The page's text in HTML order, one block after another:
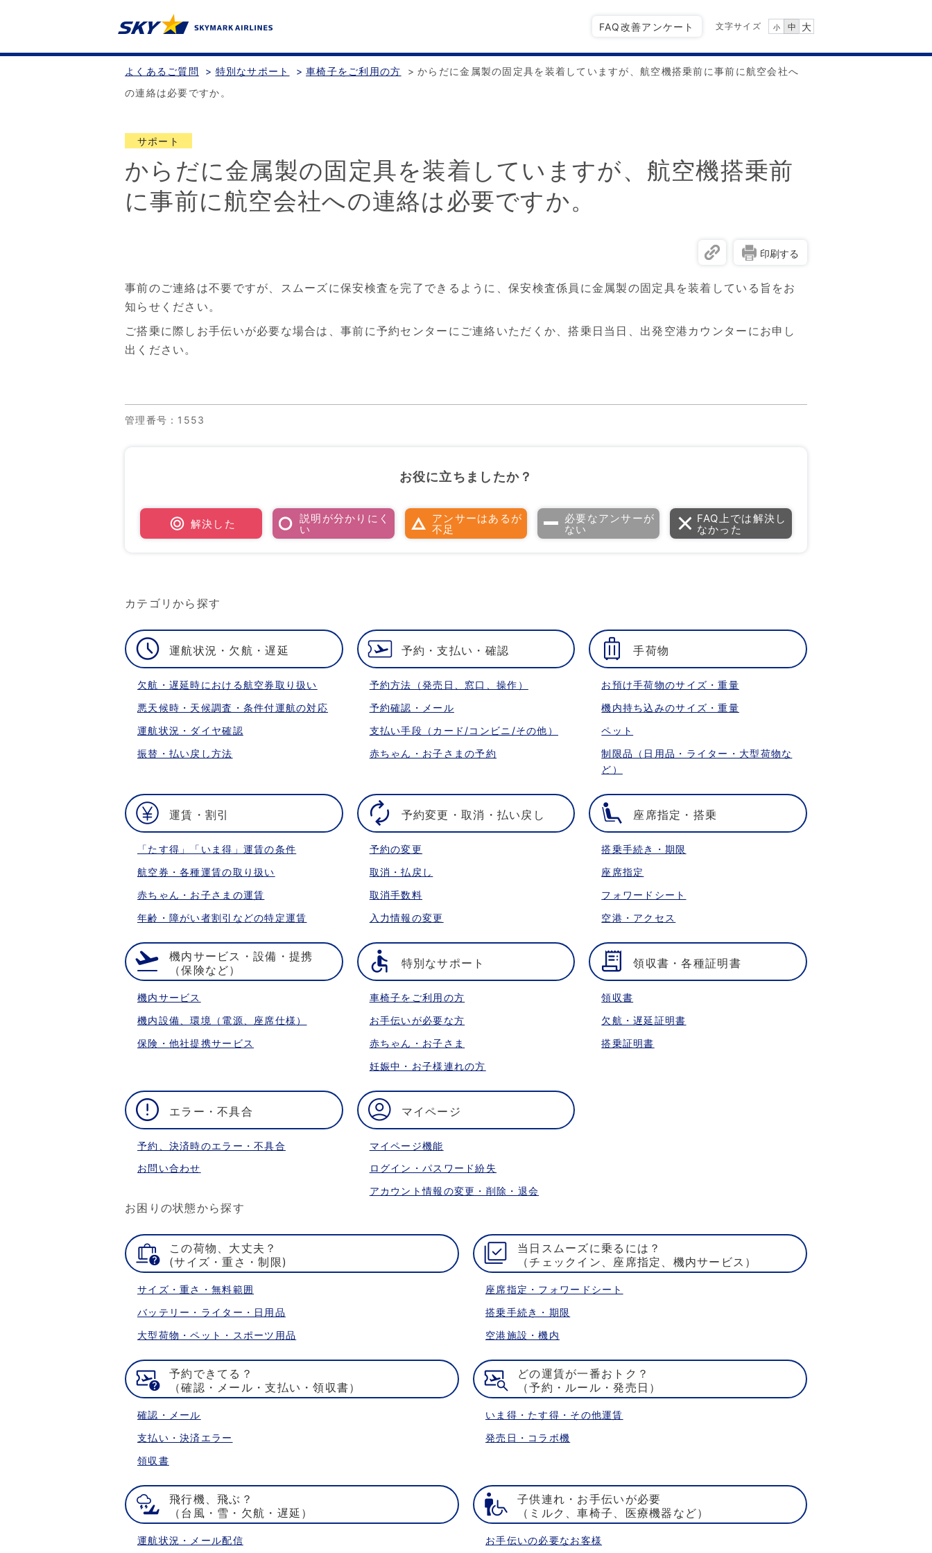
FAQ改善アンケート 文字サイズ 小 中 大
よくあるご質問 > 特別なサポート > 車椅子をご利用の方 > からだに金属製の固定具を装着していますが、航空機搭乗前に事前に航空会社へ
の連絡は必要ですか。
サポート
からだに金属製の固定具を装着していますが、航空機搭乗前
に事前に航空会社への連絡は必要ですか。
印刷する
事前のご連絡は不要ですが、スムーズに保安検査を完了できるように、保安検査係員に金属製の固定具を装着している旨をお
知らせください。
ご搭乗に際しお手伝いが必要な場合は、事前に予約センターにご連絡いただくか、搭乗日当日、出発空港カウンターにお申し
出ください。
管理番号 ：1553
お役に立ちましたか？
解決した
説明が分かりにく
い
アンサーはあるが
不足
必要なアンサーが
ない
FAQ上では解決し
なかった
カテゴリから探す
運航状況・欠航・遅延
欠航・遅延時における航空券取り扱い
悪天候時・天候調査・条件付運航の対応
運航状況・ダイヤ確認
振替・払い戻し方法
予約・支払い・確認
予約方法（発売日、窓口、操作）
予約確認・メール
支払い手段（カード/コンビニ/その他）
赤ちゃん・お子さまの予約
手荷物
お預け手荷物のサイズ・重量
機内持ち込みのサイズ・重量
ペット
制限品（日用品・ライター・大型荷物な
ど）
運賃・割引
「たす得」「いま得」運賃の条件
航空券・各種運賃の取り扱い
赤ちゃん・お子さまの運賃
年齢・障がい者割引などの特定運賃
予約変更・取消・払い戻し
予約の変更
取消・払戻し
取消手数料
入力情報の変更
座席指定・搭乗
搭乗手続き・期限
座席指定
フォワードシート
空港・アクセス
機内サービス・設備・提携
（保険など）
機内サービス
機内設備、環境（電源、座席仕様）
保険・他社提携サービス
特別なサポート
車椅子をご利用の方
お手伝いが必要な方
赤ちゃん・お子さま
妊娠中・お子様連れの方
領収書・各種証明書
領収書
欠航・遅延証明書
搭乗証明書
エラー・不具合
予約、決済時のエラー・不具合
お問い合わせ
マイページ
マイページ機能
ログイン・パスワード紛失
アカウント情報の変更・削除・退会
お困りの状態から探す
この荷物、大丈夫？
(サイズ・重さ・制限)
サイズ・重さ・無料範囲
バッテリー・ライター・日用品
大型荷物・ペット・スポーツ用品
当日スムーズに乗るには？
（チェックイン、座席指定、機内サービス）
座席指定・フォワードシート
搭乗手続き・期限
空港施設・機内
予約できてる？
（確認・メール・支払い・領収書）
確認・メール
支払い・決済エラー
領収書
どの運賃が一番おトク？
（予約・ルール・発売日）
いま得・たす得・その他運賃
発売日・コラボ機
飛行機、飛ぶ？
（台風・雪・欠航・遅延）
運航状況・メール配信
子供連れ・お手伝いが必要
（ミルク、車椅子、医療機器など）
お手伝いの必要なお客様